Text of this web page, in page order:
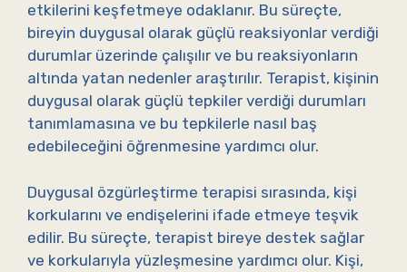
etkilerini keşfetmeye odaklanır. Bu süreçte,
bireyin duygusal olarak güçlü reaksiyonlar verdiği
durumlar üzerinde çalışılır ve bu reaksiyonların
altında yatan nedenler araştırılır. Terapist, kişinin
duygusal olarak güçlü tepkiler verdiği durumları
tanımlamasına ve bu tepkilerle nasıl baş
edebileceğini öğrenmesine yardımcı olur.
Duygusal özgürleştirme terapisi sırasında, kişi
korkularını ve endişelerini ifade etmeye teşvik
edilir. Bu süreçte, terapist bireye destek sağlar
ve korkularıyla yüzleşmesine yardımcı olur. Kişi,